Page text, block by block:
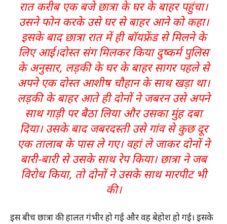
रात करीब एक बजे छात्रा के घर के बाहर पहुंचा।
उसने फोन करके उसे घर से बाहर आने को कहा।
इसके बाद छात्रा रात में ही बॉयफ्रेंड से मिलने के
लिए आई।दोस्त संग मिलकर किया दुष्कर्म पुलिस
के अनुसार, लड़की के घर के बाहर सागर पहले से
अपने एक दोस्त आशीष चौहान के साथ खड़ा था।
लड़की के बाहर आते ही दोनों ने जबरन उसे अपने
साथ गाड़ी पर बैठा लिया और उसका मुंह दबा
दिया। उसके बाद जबरदस्ती उसे गांव से कुछ दूर
एक तालाब के पास ले गए। वहां ले जाकर दोनों ने
बारी-बारी से उसके साथ रेप किया। छात्रा ने जब
विरोध किया, तो दोनों ने उसके साथ मारपीट भी
की।
इस बीच छात्रा की हालत गंभीर हो गई और वह बेहोश हो गई। इसके